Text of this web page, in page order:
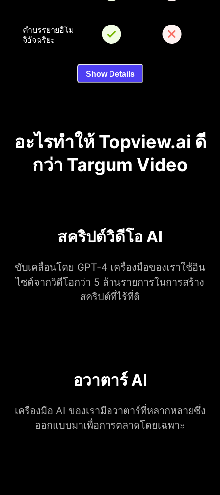
คำบรรยายอิโม
จิอัจฉริยะ
Show Details
อะไรทำให้ Topview.ai ดี
กว่า Targum Video
สคริปต์วิดีโอ AI
ขับเคลื่อนโดย GPT-4 เครื่องมือของเราใช้อิน
ไซต์จากวิดีโอกว่า 5 ล้านรายการในการสร้าง
สคริปต์ที่ไร้ที่ติ
อวาตาร์ AI
เครื่องมือ AI ของเรามีอวาตาร์ที่หลากหลายซึ่ง
ออกแบบมาเพื่อการตลาดโดยเฉพาะ